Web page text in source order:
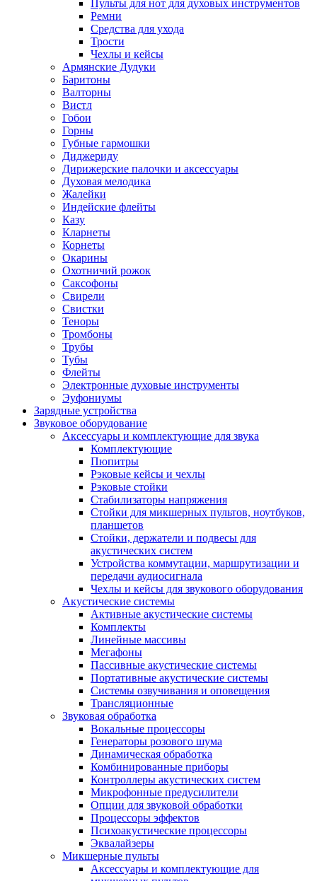
Пульты для нот для духовых инструментов
Ремни
Средства для ухода
Трости
Чехлы и кейсы
Армянские Дудуки
Баритоны
Валторны
Вистл
Гобои
Горны
Губные гармошки
Диджериду
Дирижерские палочки и аксессуары
Духовая мелодика
Жалейки
Индейские флейты
Казу
Кларнеты
Корнеты
Окарины
Охотничий рожок
Саксофоны
Свирели
Свистки
Теноры
Тромбоны
Трубы
Тубы
Флейты
Электронные духовые инструменты
Эуфониумы
Зарядные устройства
Звуковое оборудование
Аксессуары и комплектующие для звука
Комплектующие
Пюпитры
Рэковые кейсы и чехлы
Рэковые стойки
Стабилизаторы напряжения
Стойки для микшерных пультов, ноутбуков,
планшетов
Стойки, держатели и подвесы для
акустических систем
Устройства коммутации, маршрутизации и
передачи аудиосигнала
Чехлы и кейсы для звукового оборудования
Акустические системы
Активные акустические системы
Комплекты
Линейные массивы
Мегафоны
Пассивные акустические системы
Портативные акустические системы
Системы озвучивания и оповещения
Трансляционные
Звуковая обработка
Вокальные процессоры
Генераторы розового шума
Динамическая обработка
Комбинированные приборы
Контроллеры акустических систем
Микрофонные предусилители
Опции для звуковой обработки
Процессоры эффектов
Психоакустические процессоры
Эквалайзеры
Микшерные пульты
Аксессуары и комплектующие для